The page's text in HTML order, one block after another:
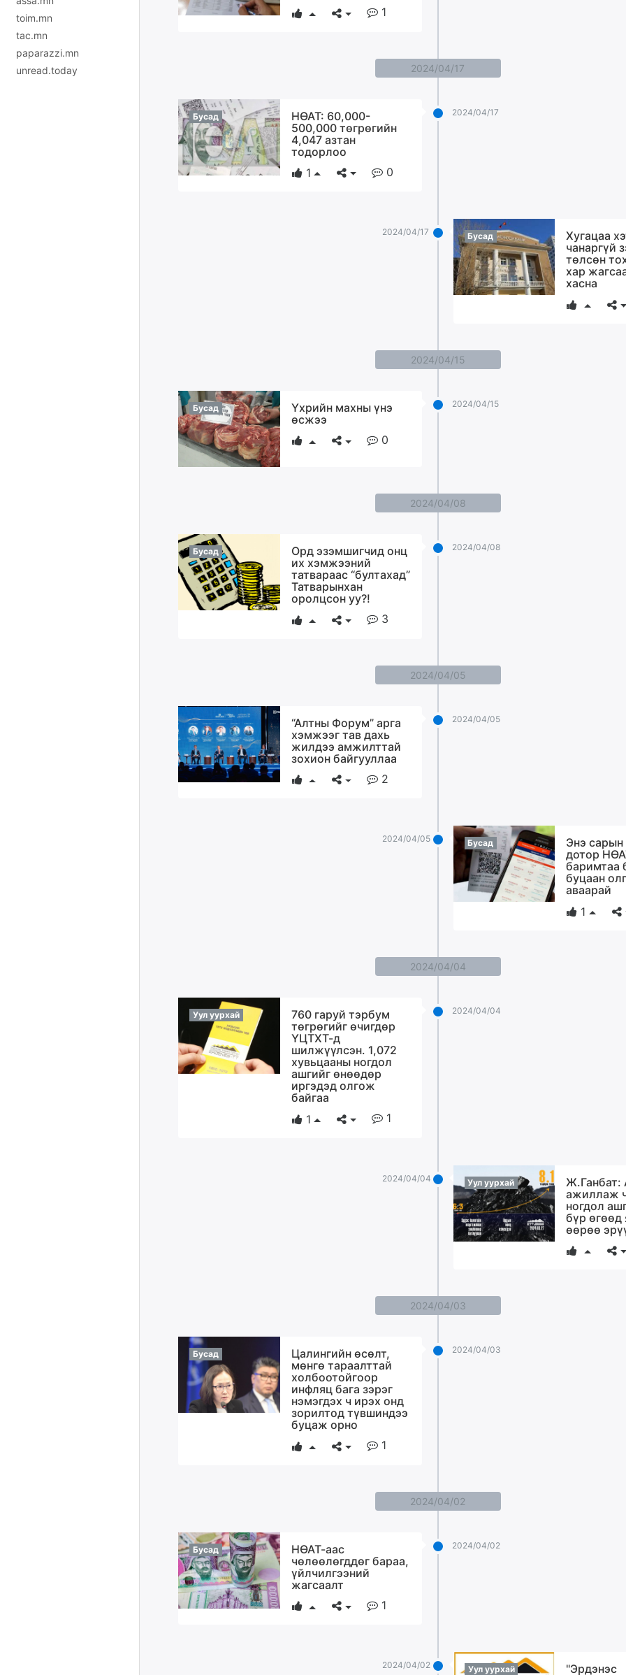
toim.mn
tac.mn
paparazzi.mn
unread.today
1
2024/04/17
2024/04/17
Бусад
НӨАТ: 60,000-
500,000 төгрөгийн
4,047 азтан
тодорлоо
1
0
2024/04/17 Бусад
Хугацаа
чанаргүй
төлсөн
хар
хасна
2024/04/15
2024/04/15
Бусад
Үхрийн махны үнэ
өсжээ
0
2024/04/08
2024/04/08
Бусад
Орд эзэмшигчид онц
их хэмжээний
татвараас “бултахад”
Татварынхан
оролцсон уу?!
3
2024/04/05
2024/04/05
“Алтны Форум” арга
хэмжээг тав дахь
жилдээ амжилттай
зохион байгууллаа
2
2024/04/05 Бусад
Энэ
дотор
баримтаа
буцаан
аваарай
1
2024/04/04
2024/04/04
Уул уурхай
760 гаруй тэрбум
төгрөгийг өчигдөр
ҮЦТХТ-д
шилжүүлсэн. 1,072
хувьцааны ногдол
ашгийг өнөөдөр
иргэдэд олгож
байгаа
1
1
2024/04/04 Уул уурхай
Ж.Ганбат:
ажиллаж
ногдол
бүр өгөөд
өөрөө
2024/04/03
2024/04/03
Бусад
Цалингийн өсөлт,
мөнгө тараалттай
холбоотойгоор
инфляц бага зэрэг
нэмэгдэх ч ирэх онд
зорилтод түвшиндээ
буцаж орно
1
2024/04/02
2024/04/02
Бусад
НӨАТ-аас
чөлөөлөгддөг бараа,
үйлчилгээний
жагсаалт
1
2024/04/02 Уул уурхай
"Эрдэнэс